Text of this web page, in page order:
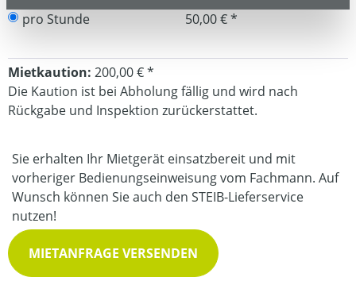
pro Stunde 50,00 € *
Mietkaution: 200,00 € *
Die Kaution ist bei Abholung fällig und wird nach
Rückgabe und Inspektion zurückerstattet.
Sie erhalten Ihr Mietgerät einsatzbereit und mit
vorheriger Bedienungseinweisung vom Fachmann. Auf
Wunsch können Sie auch den STEIB-Lieferservice
nutzen!
MIETANFRAGE VERSENDEN